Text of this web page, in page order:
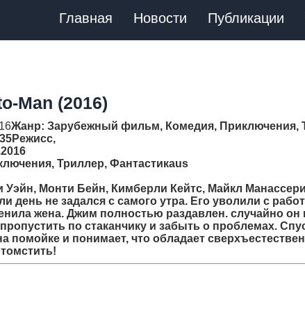
Главная Новости Публикации
Man (2016)
Жанр: Зарубежный фильм, Комедия, Приключения,
Режисс,
Триллер, Фантастикаus
Уэйн, Монти Бейн, Кимберли Кейтс, Майкл
день не задался с самого утра. Его уволили с
жена. Джим полностью раздавлен. случайно он
по стаканчику и забыть о проблемах.
помойке и понимает, что обладает